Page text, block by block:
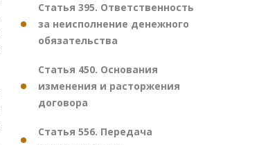
Статья 395. Ответственность
за неисполнение денежного
обязательства
Статья 450. Основания
изменения и расторжения
договора
Статья 556. Передача